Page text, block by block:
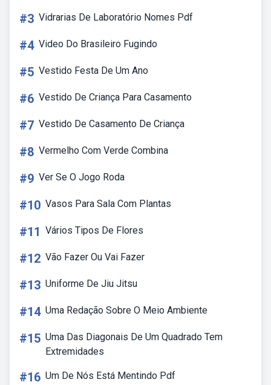
#3 Vidrarias De Laboratório Nomes Pdf
#4 Video Do Brasileiro Fugindo
#5 Vestido Festa De Um Ano
#6 Vestido De Criança Para Casamento
#7 Vestido De Casamento De Criança
#8 Vermelho Com Verde Combina
#9 Ver Se O Jogo Roda
#10 Vasos Para Sala Com Plantas
#11 Vários Tipos De Flores
#12 Vão Fazer Ou Vai Fazer
#13 Uniforme De Jiu Jitsu
#14 Uma Redação Sobre O Meio Ambiente
#15 Uma Das Diagonais De Um Quadrado Tem
Extremidades
#16 Um De Nós Está Mentindo Pdf